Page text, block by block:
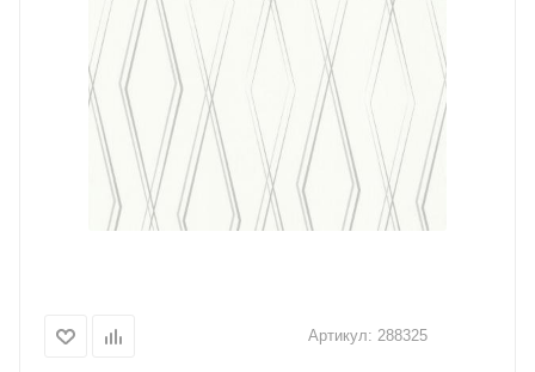
Артикул: 288325